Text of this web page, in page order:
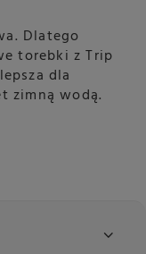
Dlatego
torebki z Trip
dla
zimną wodą.